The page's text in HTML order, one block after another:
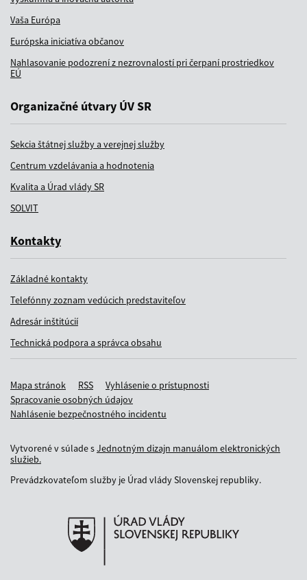
Vaša Európa
Európska iniciatíva občanov
Nahlasovanie podozrení z nezrovnalostí pri čerpaní prostriedkov
EÚ
Organizačné útvary ÚV SR
Sekcia štátnej služby a verejnej služby
Centrum vzdelávania a hodnotenia
Kvalita a Úrad vlády SR
SOLVIT
Kontakty
Základné kontakty
Telefónny zoznam vedúcich predstaviteľov
Adresár inštitúcií
Technická podpora a správca obsahu
Mapa stránok RSS
Vyhlásenie o prístupnosti
Spracovanie osobných údajov
Nahlásenie bezpečnostného incidentu
Vytvorené v súlade sJednotným dizajn manuálom elektronických
služieb.
Prevádzkovateľom služby je Úrad vlády Slovenskej republiky.